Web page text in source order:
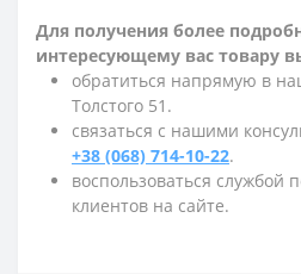
Для получения более
интересующему вас товару
обратиться напрямую в
Толстого 51.
связаться с нашими
+38 (068) 714-10-22.
воспользоваться службой
клиентов на сайте.